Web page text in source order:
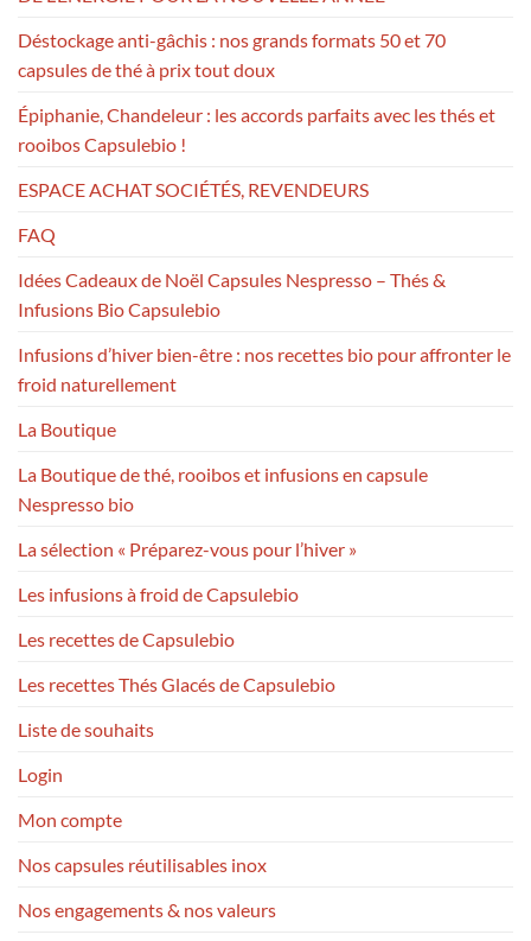
Déstockage anti-gâchis : nos grands formats 50 et 70
capsules de thé à prix tout doux
Épiphanie, Chandeleur : les accords parfaits avec les thés et
rooibos Capsulebio !
ESPACE ACHAT SOCIÉTÉS, REVENDEURS
FAQ
Idées Cadeaux de Noël Capsules Nespresso – Thés &
Infusions Bio Capsulebio
Infusions d’hiver bien-être : nos recettes bio pour affronter le
froid naturellement
La Boutique
La Boutique de thé, rooibos et infusions en capsule
Nespresso bio
La sélection « Préparez-vous pour l’hiver »
Les infusions à froid de Capsulebio
Les recettes de Capsulebio
Les recettes Thés Glacés de Capsulebio
Liste de souhaits
Login
Mon compte
Nos capsules réutilisables inox
Nos engagements & nos valeurs